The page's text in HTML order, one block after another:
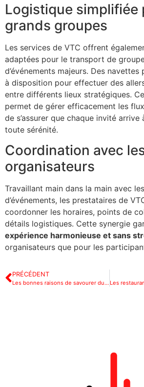
Logistique simplifiée
grands groupes
Les services de VTC offrent
adaptées pour le transport de
d’événements majeurs. Des
à disposition pour effectuer des
entre différents lieux stratégiques.
permet de gérer efficacement les
de s’assurer que chaque invité
toute sérénité.
Coordination avec
organisateurs
Travaillant main dans la main avec
d’événements, les prestataires de
coordonner les horaires, points de
détails logistiques. Cette synergie
expérience harmonieuse et sans
organisateurs que pour les
PRÉCÉDENT
Les bonnes raisons de savourer du fromage a raclette en hiver